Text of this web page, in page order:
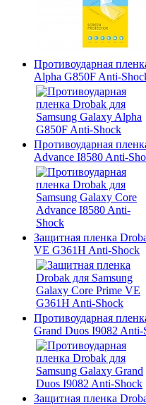
Противоударная
Alpha G850F Anti-
Противоударная
Advance I8580 Anti-
Защитная пленка
VE G361H Anti-Shock
Противоударная
Grand Duos I9082 Anti-
Защитная пленка